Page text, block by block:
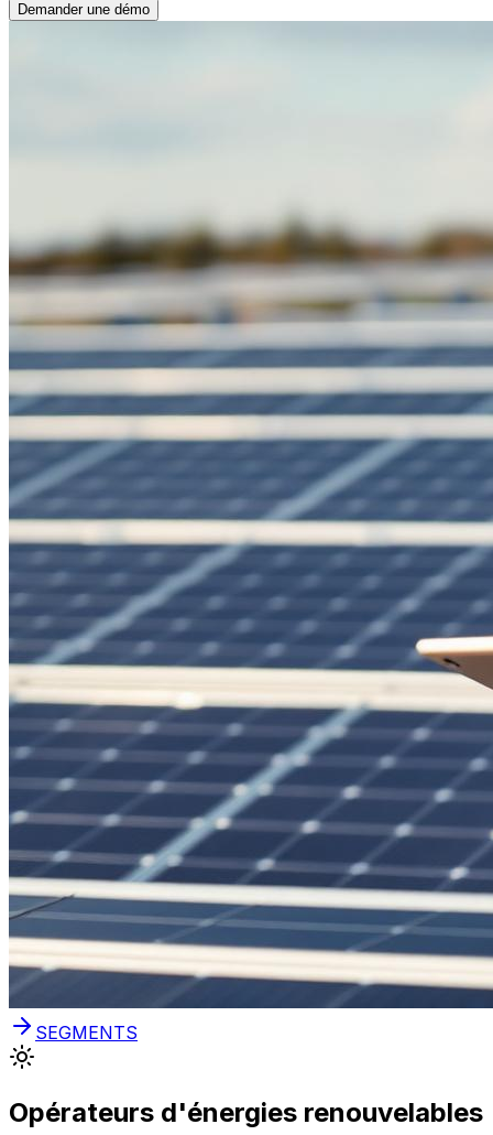
Demander une démo
SEGMENTS
Opérateurs d'énergies renouvelables